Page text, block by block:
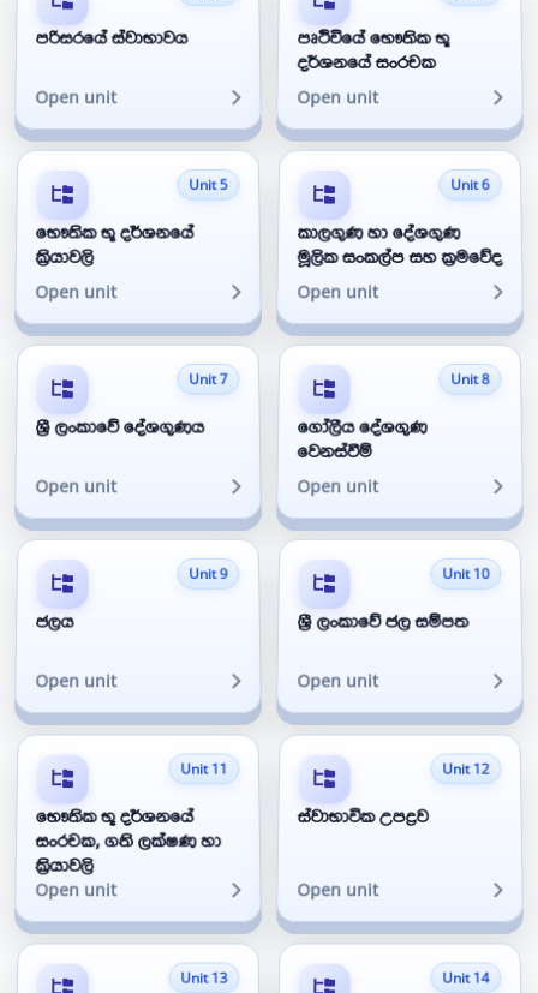
පරිසරයේ ස්වාභාවය
Open unit
පෘථිවියේ භෞතික භූ
දර්ශනයේ සංරචක
Open unit
Unit 5
භෞතික භූ දර්ශනයේ
ක්‍රියාවලි
Open unit
Unit 6
කාලගුණ හා දේශගුණ
මූලික සංකල්ප සහ ක්‍රමවේද
Open unit
Unit 7
ශ්‍රී ලංකාවේ දේශගුණය
Open unit
Unit 8
ගෝලීය දේශගුණ
වෙනස්වීම්
Open unit
Unit 9
ජලය
Open unit
Unit 10
ශ්‍රී ලංකාවේ ජල සම්පත
Open unit
Unit 11
භෞතික භූ දර්ශනයේ
සංරචක, ගති ලක්ෂණ හා
ක්‍රියාවලි
Open unit
Unit 12
ස්වාභාවික උපද්‍රව
Open unit
Unit 13 Unit 14